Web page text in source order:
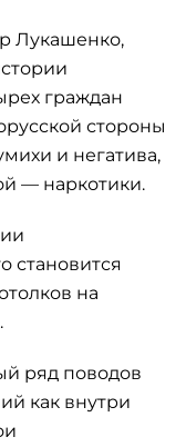
Лукашенко,
граждан
стороны
и негатива,
— наркотики.
становится
на
ряд поводов
как внутри